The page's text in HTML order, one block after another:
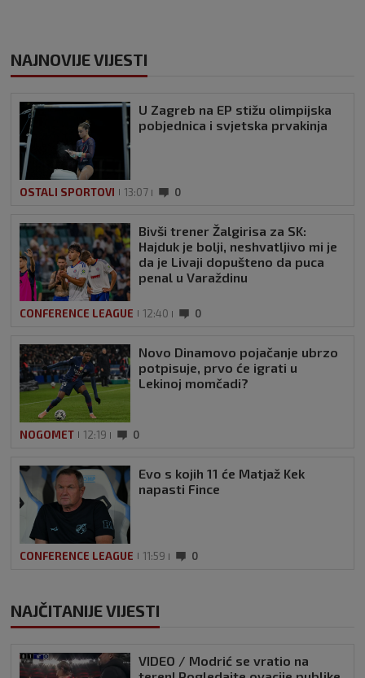
NAJNOVIJE VIJESTI
U Zagreb na EP stižu olimpijska
pobjednica i svjetska prvakinja
OSTALI SPORTOVI 13:07 0
Bivši trener Žalgirisa za SK:
Hajduk je bolji, neshvatljivo mi je
da je Livaji dopušteno da puca
penal u Varaždinu
CONFERENCE LEAGUE 12:40 0
Novo Dinamovo pojačanje ubrzo
potpisuje, prvo će igrati u
Lekinoj momčadi?
NOGOMET 12:19 0
Evo s kojih 11 će Matjaž Kek
napasti Fince
CONFERENCE LEAGUE 11:59 0
NAJČITANIJE VIJESTI
VIDEO / Modrić se vratio na